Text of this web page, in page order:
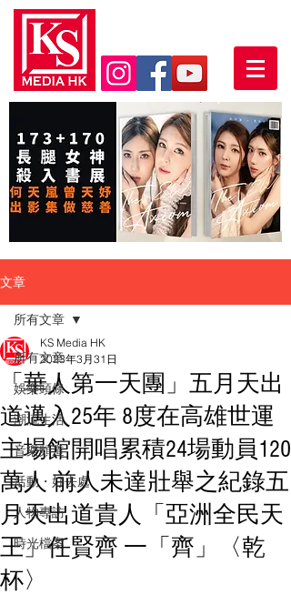
文章
所有文章
娛樂頭條
潮流生活
音樂頻道
活動・好去處
人物專訪
時光檔案
所有文章
「華人第一天團」五月天出
道邁入25年 8度在高雄世運
主場館開唱累積24場動員120
萬人 前人未達壯舉之紀錄五
月天出道貴人「亞洲全民天
王」任賢齊 一「齊」〈乾
杯〉
KS Media HK
2023年3月31日